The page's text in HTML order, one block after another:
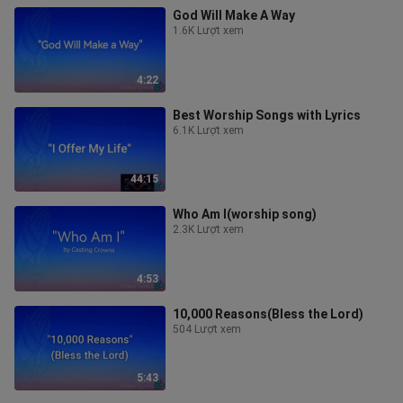
4:22
God Will Make A Way
1.6K Lượt xem
44:15
Best Worship Songs with Lyrics
6.1K Lượt xem
4:53
Who Am I(worship song)
2.3K Lượt xem
5:43
10,000 Reasons(Bless the Lord)
504 Lượt xem